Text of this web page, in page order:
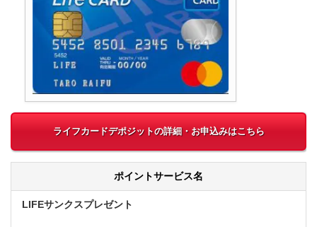
ライフカードデポジットの詳細・お申込みはこちら
ポイントサービス名
LIFEサンクスプレゼント